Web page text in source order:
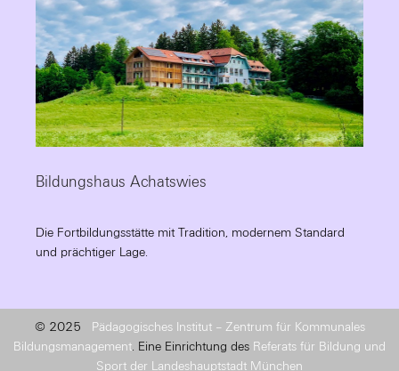
Bildungshaus Achatswies
Die Fortbildungsstätte mit Tradition, modernem Standard
und prächtiger Lage.
© 2025 Pädagogisches Institut – Zentrum für Kommunales
Bildungsmanagement. Eine Einrichtung des Referats für Bildung und
Sport der Landeshauptstadt München